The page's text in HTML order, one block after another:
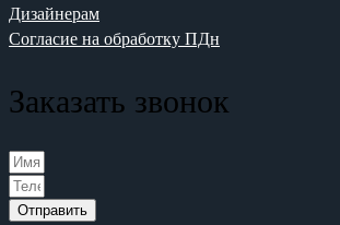
Дизайнерам
Согласие на обработку ПДн
Заказать звонок
Отправить